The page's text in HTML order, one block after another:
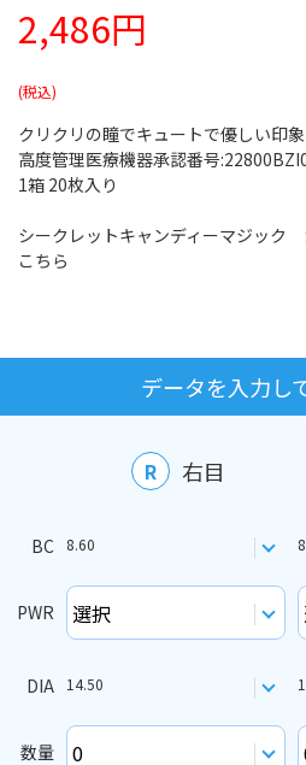
2,486円
クリクリの瞳でキュートで優しい印
高度管理医療機器承認番号
1箱 20枚入り
シークレットキャンディーマジック
こちら
データを入力し
R 右目
BC 8.60
PWR
DIA 14.50
数量